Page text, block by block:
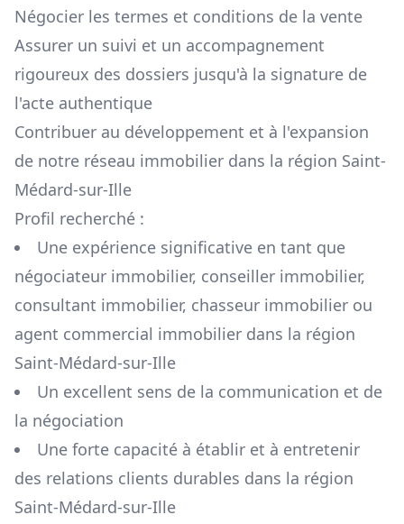
Négocier les termes et conditions de la vente
Assurer un suivi et un accompagnement
rigoureux des dossiers jusqu'à la signature de
l'acte authentique
Contribuer au développement et à l'expansion
de notre réseau immobilier dans la région Saint-
Médard-sur-Ille
Profil recherché :
Une expérience significative en tant que
négociateur immobilier, conseiller immobilier,
consultant immobilier, chasseur immobilier ou
agent commercial immobilier dans la région
Saint-Médard-sur-Ille
Un excellent sens de la communication et de
la négociation
Une forte capacité à établir et à entretenir
des relations clients durables dans la région
Saint-Médard-sur-Ille